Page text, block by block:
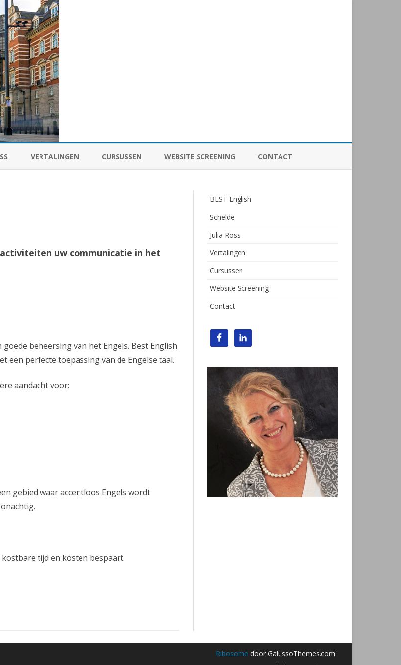
direct
de
VERTALINGEN CURSUSSEN WEBSITE SCREENING CONTACT
uw communicatie in het
beheersing van het Engels. Best English
een perfecte toepassing van de Engelse taal.
aandacht voor:
gebied waar accentloos Engels wordt
tijd en kosten bespaart.
BEST English
Schelde
Julia Ross
Vertalingen
Cursussen
Website Screening
Contact
Ribosome door GalussoThemes.com